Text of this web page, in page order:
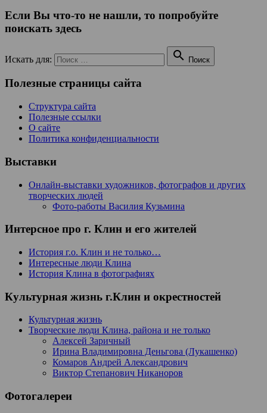
Если Вы что-то не нашли, то попробуйте
поискать здесь
Искать для:  Поиск
Полезные страницы сайта
Структура сайта
Полезные ссылки
О сайте
Политика конфиденциальности
Выставки
Онлайн-выставки художников, фотографов и других
творческих людей
Фото-работы Василия Кузьмина
Интерсное про г. Клин и его жителей
История г.о. Клин и не только…
Интересные люди Клина
История Клина в фотографиях
Культурная жизнь г.Клин и окрестностей
Культурная жизнь
Творческие люди Клина, района и не только
Алексей Заричный
Ирина Владимировна Деньгова (Лукашенко)
Комаров Андрей Александрович
Виктор Степанович Никаноров
Фотогалереи